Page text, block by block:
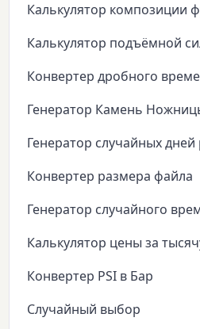
Калькулятор композиции
Калькулятор подъёмной
Конвертер дробного
Генератор Камень
Генератор случайных
Конвертер размера файла
Генератор случайного
Калькулятор цены за
Конвертер PSI в Бар
Случайный выбор